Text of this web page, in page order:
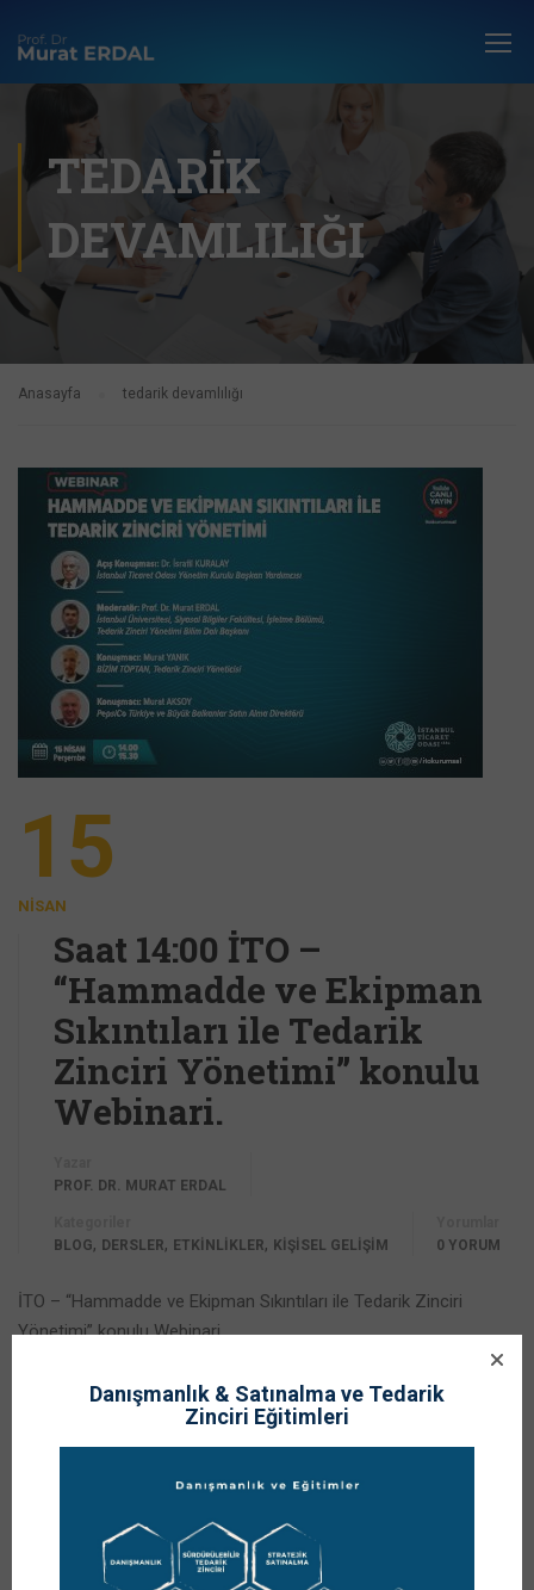
TEDARIK
DEVAMLILIĞI
Anasayfa tedarik devamlılığı
15
NISAN
Saat 14:00 İTO –
“Hammadde ve Ekipman
Sıkıntıları ile Tedarik
Zinciri Yönetimi” konulu
Webinari.
PROF. DR. MURAT ERDAL
BLOG, DERSLER, ETKİNLİKLER, KİŞİSEL GELİŞİM
0 YORUM
İTO – “Hammadde ve Ekipman Sıkıntıları ile Tedarik Zinciri
Yönetimi” konulu Webinari.
saatleri arasında Odamız Youtube kanalında canlı olarak
Youtube Linki: www.youtube.com/itokurumsal
Tedarik Zinciri
Danışmanlık & Satınalma ve Tedarik
Zinciri Eğitimleri